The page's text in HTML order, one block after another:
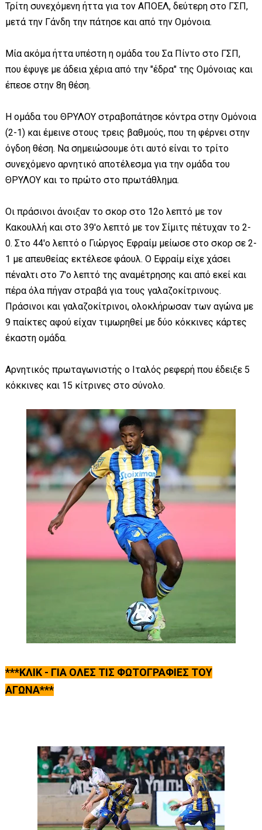
Τρίτη συνεχόμενη ήττα για τον ΑΠΟΕΛ, δεύτερη στο ΓΣΠ,
μετά την Γάνδη την πάτησε και από την Ομόνοια.
Μία ακόμα ήττα υπέστη η ομάδα του Σα Πίντο στο ΓΣΠ,
που έφυγε με άδεια χέρια από την "έδρα" της Ομόνοιας και
έπεσε στην 8η θέση.
Η ομάδα του ΘΡΥΛΟΥ στραβοπάτησε κόντρα στην Ομόνοια
(2-1) και έμεινε στους τρεις βαθμούς, που τη φέρνει στην
όγδοη θέση. Να σημειώσουμε ότι αυτό είναι το τρίτο
συνεχόμενο αρνητικό αποτέλεσμα για την ομάδα του
ΘΡΥΛΟΥ και το πρώτο στο πρωτάθλημα.
Οι πράσινοι άνοιξαν το σκορ στο 12ο λεπτό με τον
Κακουλλή και στο 39'ο λεπτό με τον Σίμιτς πέτυχαν το 2-
0. Στο 44'ο λεπτό ο Γιώργος Εφραίμ μείωσε στο σκορ σε 2-
1 με απευθείας εκτέλεσε φάουλ. Ο Εφραίμ είχε χάσει
πέναλτι στο 7'ο λεπτό της αναμέτρησης και από εκεί και
πέρα όλα πήγαν στραβά για τους γαλαζοκίτρινους.
Πράσινοι και γαλαζοκίτρινοι, ολοκλήρωσαν των αγώνα με
9 παίκτες αφού είχαν τιμωρηθεί με δύο κόκκινες κάρτες
έκαστη ομάδα.
Αρνητικός πρωταγωνιστής ο Ιταλός ρεφερή που έδειξε 5
κόκκινες και 15 κίτρινες στο σύνολο.
***ΚΛΙΚ - ΓΙΑ ΟΛΕΣ ΤΙΣ ΦΩΤΟΓΡΑΦΙΕΣ ΤΟΥ
ΑΓΩΝΑ***